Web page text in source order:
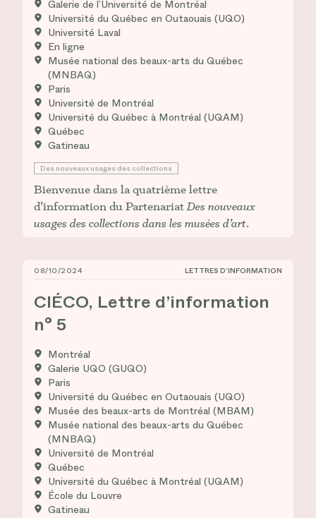
Galerie de l’Université de Montréal
Université du Québec en Outaouais (UQO)
Université Laval
En ligne
Musée national des beaux-arts du Québec
(MNBAQ)
Paris
Université de Montréal
Université du Québec à Montréal (UQAM)
Québec
Gatineau
Des nouveaux usages des collections
Bienvenue dans la quatrième lettre
d’information du PartenariatDes nouveaux
usages des collections dans les musées d’art.
CIÉCO, Lettre d’information n° 5
08/10/2024 LETTRES D’INFORMATION
CIÉCO, Lettre d’information
n° 5
Montréal
Galerie UQO (GUQO)
Paris
Université du Québec en Outaouais (UQO)
Musée des beaux-arts de Montréal (MBAM)
Musée national des beaux-arts du Québec
(MNBAQ)
Université de Montréal
Québec
Université du Québec à Montréal (UQAM)
École du Louvre
Gatineau